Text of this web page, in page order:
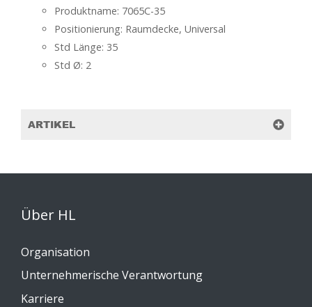
Produktname: 7065C-35
Positionierung: Raumdecke, Universal
Std Länge: 35
Std Ø: 2
ARTIKEL
Über HL
Organisation
Unternehmerische Verantwortung
Karriere